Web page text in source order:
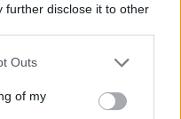
further disclose it to other
Outs
of my